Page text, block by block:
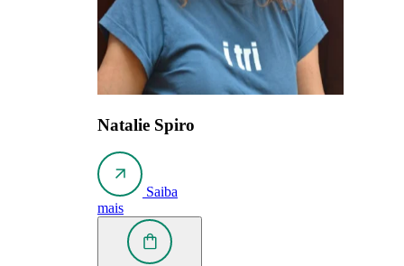
Natalie Spiro
Saiba
mais